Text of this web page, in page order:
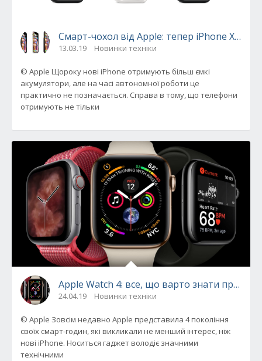
Смарт-чохол від Apple: тепер iPhone XS, XS
13.03.19 Новинки техніки
© Apple Щороку нові iPhone отримують більш ємкі
акумулятори, але на часі автономної роботи це
практично не позначається. Справа в тому, що телефони
отримують не тільки
Apple Watch 4: все, що варто знати про
24.04.19 Новинки техніки
© Apple Зовсім недавно Apple представила 4 покоління
своїх смарт-годин, які викликали не менший інтерес, ніж
нові iPhone. Носиться гаджет володіє значними
технічними